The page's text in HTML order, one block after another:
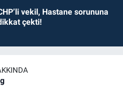
vekil, Hastane sorununa
çekti!